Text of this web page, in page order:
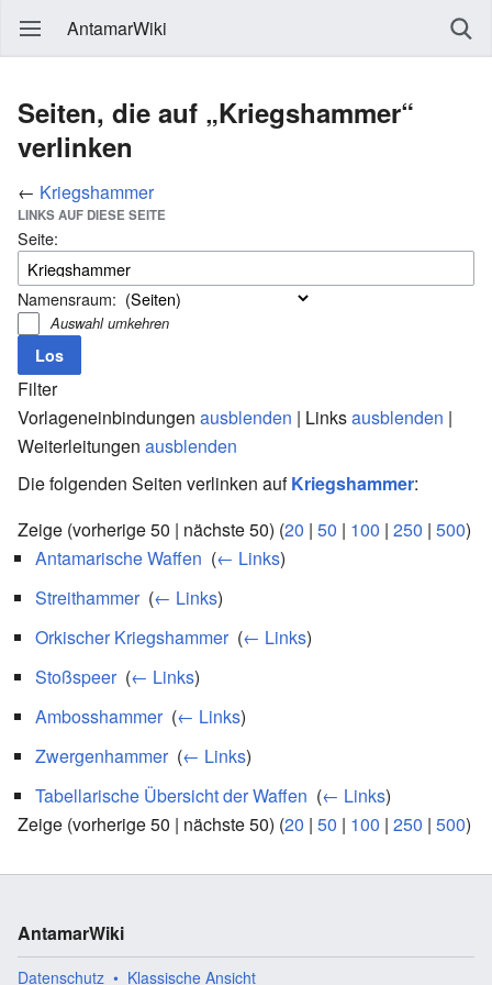
AntamarWiki
Seiten, die auf „Kriegshammer“
verlinken
← Kriegshammer
LINKS AUF DIESE SEITE
Seite:
Namensraum:
Auswahl umkehren
Filter
Vorlageneinbindungen ausblenden | Linksausblenden |
Weiterleitungen ausblenden
Die folgenden Seiten verlinken aufKriegshammer:
Zeige (vorherige 50 | nächste 50) (20 | 50 | 100 | 250 | 500)
Antamarische Waffen (← Links)
Streithammer‎ (← Links)
Orkischer Kriegshammer‎ (← Links)
Stoßspeer‎ (← Links)
Ambosshammer‎ (← Links)
Zwergenhammer‎ (← Links)
Tabellarische Übersicht der Waffen (← Links)
Zeige (vorherige 50 | nächste 50) (20 | 50 | 100 | 250 | 500)
AntamarWiki
Datenschutz Klassische Ansicht